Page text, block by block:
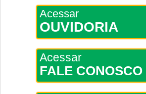
Acessar
OUVIDORIA
Acessar
FALE CONOSCO